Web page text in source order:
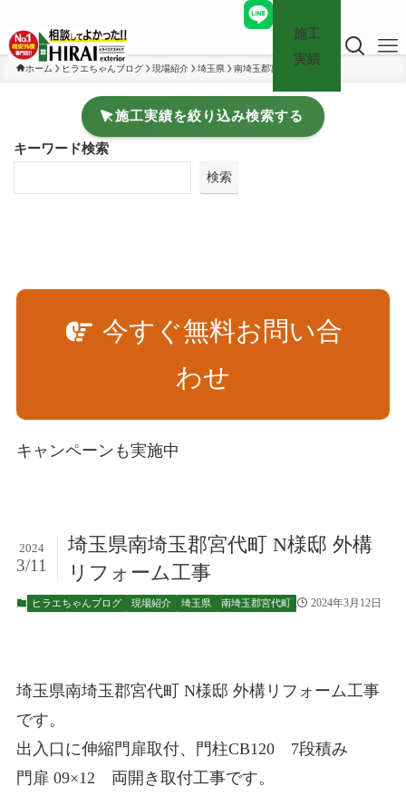
施工
実績
ホーム ヒラエちゃんブログ 現場紹介 埼玉県 南埼玉郡宮代町
施工実績を絞り込み検索する
キーワード検索
検索
今すぐ無料お問い合
わせ
キャンペーンも実施中
埼玉県南埼玉郡宮代町 N様邸 外構
リフォーム工事
2024
3/11
ヒラエちゃんブログ 現場紹介 埼玉県 南埼玉郡宮代町 2024年3月12日
埼玉県南埼玉郡宮代町 N様邸 外構リフォーム工事
です。
出入口に伸縮門扉取付、門柱CB120 7段積み
門扉 09×12 両開き取付工事です。